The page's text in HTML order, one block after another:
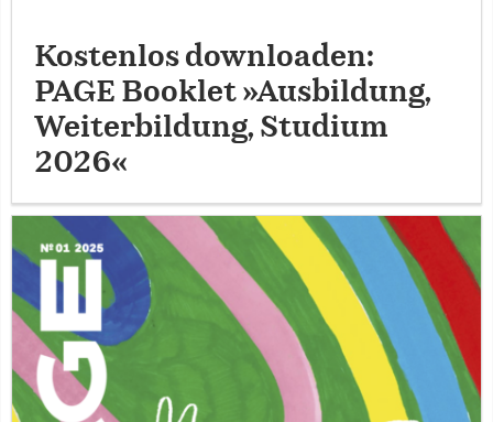
Kostenlos downloaden:
PAGE Booklet »Ausbildung,
Weiterbildung, Studium
2026«